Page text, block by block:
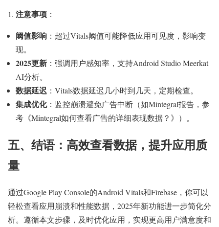
注意事项 ：
阈值影响 ：超过Vitals阈值可能降低应用可见度，影响变
现。
2025更新 ：强调用户感知率，支持Android Studio Meerkat
AI分析。
数据延迟 ：Vitals数据延迟几小时到几天，定期检查。
集成优化：监控崩溃避免广告中断（如Mintegral报告，参
考《Mintegral如何查看广告的详细表现数据？》）。
五、结语：高效查看数据，提升应用质
量
通过Google Play Console的Android Vitals和Firebase，你可以
轻松查看应用崩溃和性能数据，2025年新功能进一步简化分
析。遵循本文步骤，及时优化应用，实现更高用户满意度和